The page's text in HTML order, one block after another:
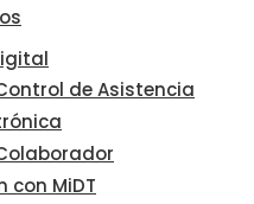
de Asistencia
con MiDT